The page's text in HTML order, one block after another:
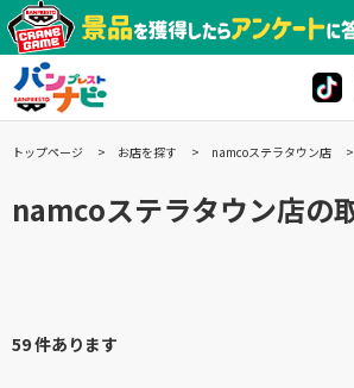
トップページ お店を探す namcoステラタウン店
namcoステラタウン店の
59 件あります